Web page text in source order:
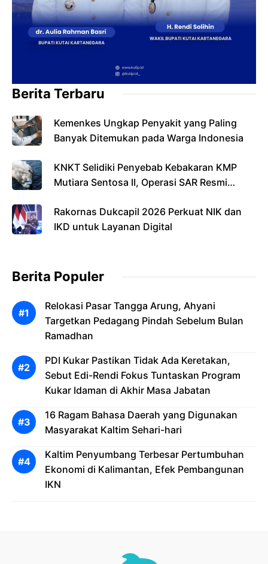
Berita Terbaru
Kemenkes Ungkap Penyakit yang Paling
Banyak Ditemukan pada Warga Indonesia
KNKT Selidiki Penyebab Kebakaran KMP
Mutiara Sentosa II, Operasi SAR Resmi
Rakornas Dukcapil 2026 Perkuat NIK dan
IKD untuk Layanan Digital
Berita Populer
Relokasi Pasar Tangga Arung, Ahyani
Targetkan Pedagang Pindah Sebelum Bulan
Ramadhan
PDI Kukar Pastikan Tidak Ada Keretakan,
Sebut Edi-Rendi Fokus Tuntaskan Program
Kukar Idaman di Akhir Masa Jabatan
16 Ragam Bahasa Daerah yang Digunakan
Masyarakat Kaltim Sehari-hari
Kaltim Penyumbang Terbesar Pertumbuhan
Ekonomi di Kalimantan, Efek Pembangunan
IKN